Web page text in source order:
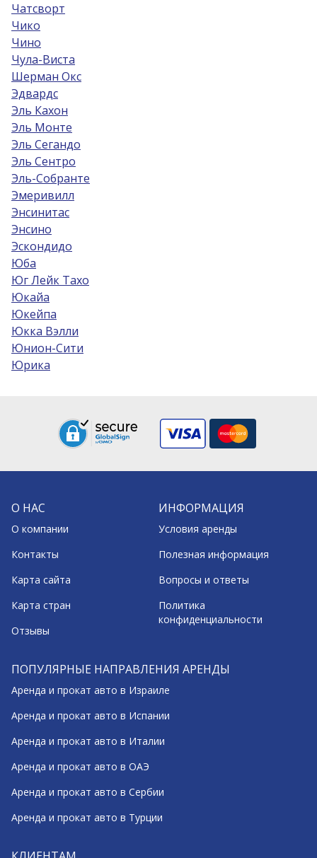
Чатсворт
Чико
Чино
Чула-Виста
Шерман Окс
Эдвардс
Эль Кахон
Эль Монте
Эль Сегандо
Эль Сентро
Эль-Собрантe
Эмеривилл
Энсинитас
Энсино
Эскондидо
Юба
Юг Лейк Тахо
Юкайа
Юкейпа
Юкка Вэлли
Юнион-Сити
Юрика
О НАС
О компании
Контакты
Карта сайта
Карта стран
Отзывы
ИНФОРМАЦИЯ
Условия аренды
Полезная информация
Вопросы и ответы
Политика
конфиденциальности
ПОПУЛЯРНЫЕ НАПРАВЛЕНИЯ АРЕНДЫ
Аренда и прокат авто в Израиле
Аренда и прокат авто в Испании
Аренда и прокат авто в Италии
Аренда и прокат авто в ОАЭ
Аренда и прокат авто в Сербии
Аренда и прокат авто в Турции